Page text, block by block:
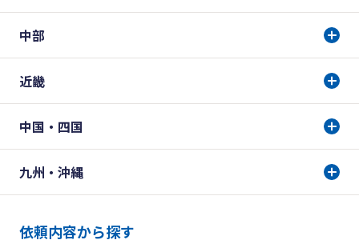
中部
近畿
中国・四国
九州・沖縄
依頼内容から探す